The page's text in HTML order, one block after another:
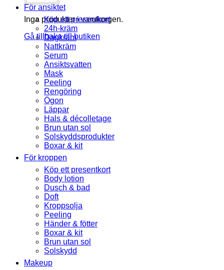
Inga produkter i varukorgen.
Gå tillbaka till butiken
För ansiktet
Köp ett presentkort
24h-kräm
Dagkräm
Nattkräm
Serum
Ansiktsvatten
Mask
Peeling
Rengöring
Ögon
Läppar
Hals & décolletage
Brun utan sol
Solskyddsprodukter
Boxar & kit
För kroppen
Köp ett presentkort
Body lotion
Dusch & bad
Doft
Kroppsolja
Peeling
Händer & fötter
Boxar & kit
Brun utan sol
Solskydd
Makeup